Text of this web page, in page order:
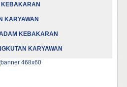
KEBAKARAN
KARYAWAN
KEBAKARAN
KARYAWAN